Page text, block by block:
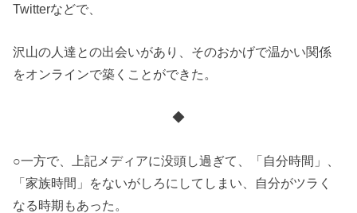
Twitterなどで、
沢山の人達との出会いがあり、そのおかげで温かい関係
をオンラインで築くことができた。
◆
○一方で、上記メディアに没頭し過ぎて、「自分時間」、
「家族時間」をないがしろにしてしまい、自分がツラく
なる時期もあった。